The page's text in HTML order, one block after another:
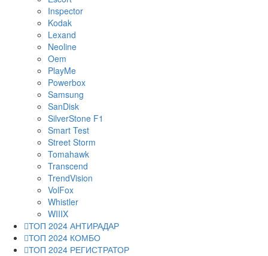
Inspector
Kodak
Lexand
Neoline
Oem
PlayMe
Powerbox
Samsung
SanDisk
SilverStone F1
Smart Test
Street Storm
Tomahawk
Transcend
TrendVision
VolFox
Whistler
WIIIX
ТОП 2024 АНТИРАДАР
ТОП 2024 КОМБО
ТОП 2024 РЕГИСТРАТОР